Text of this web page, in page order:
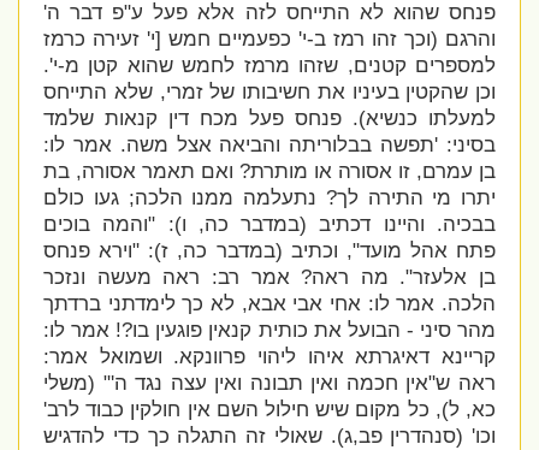
פנחס שהוא לא התייחס לזה אלא פעל ע"פ דבר ה'
והרגם (וכך זהו רמז ב-י' כפעמיים חמש [י' זעירה כרמז
למספרים קטנים, שזהו מרמז לחמש שהוא קטן מ-י'.
וכן שהקטין בעיניו את חשיבותו של זמרי, שלא התייחס
למעלתו כנשיא). פנחס פעל מכח דין קנאות שלמד
בסיני: 'תפשה בבלוריתה והביאה אצל משה. אמר לו:
בן עמרם, זו אסורה או מותרת? ואם תאמר אסורה, בת
יתרו מי התירה לך? נתעלמה ממנו הלכה; געו כולם
בבכיה. והיינו דכתיב (במדבר כה, ו): "והמה בוכים
פתח אהל מועד", וכתיב (במדבר כה, ז): "וירא פנחס
בן אלעזר". מה ראה? אמר רב: ראה מעשה ונזכר
הלכה. אמר לו: אחי אבי אבא, לא כך לימדתני ברדתך
מהר סיני - הבועל את כותית קנאין פוגעין בו?! אמר לו:
קריינא דאיגרתא איהו ליהוי פרוונקא. ושמואל אמר:
ראה ש"אין חכמה ואין תבונה ואין עצה נגד ה'"(משלי
כא, ל), כל מקום שיש חילול השם אין חולקין כבוד לרב'
וכו' (סנהדרין פב,ג). שאולי זה התגלה כך כדי להדגיש